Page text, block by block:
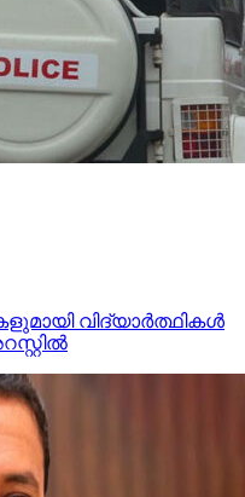
വിദ്യാര്‍ത്ഥികള്‍